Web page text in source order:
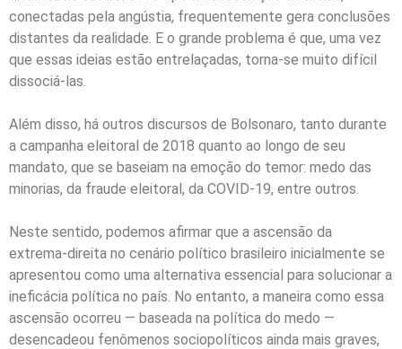
conectadas pela angústia, frequentemente gera conclusões
distantes da realidade. E o grande problema é que, uma vez
que essas ideias estão entrelaçadas, torna-se muito difícil
dissociá-las.
Além disso, há outros discursos de Bolsonaro, tanto durante
a campanha eleitoral de 2018 quanto ao longo de seu
mandato, que se baseiam na emoção do temor: medo das
minorias, da fraude eleitoral, da COVID-19, entre outros.
Neste sentido, podemos afirmar que a ascensão da
extrema-direita no cenário político brasileiro inicialmente se
apresentou como uma alternativa essencial para solucionar a
ineficácia política no país. No entanto, a maneira como essa
ascensão ocorreu — baseada na política do medo —
desencadeou fenômenos sociopolíticos ainda mais graves,